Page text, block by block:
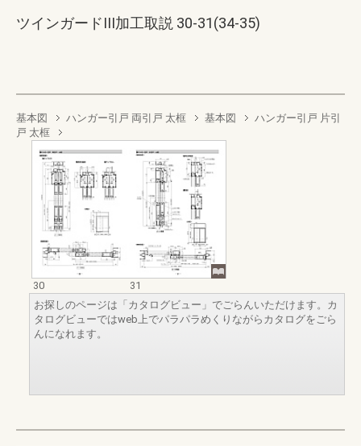
ツインガードIII加工取説 30-31(34-35)
基本図 ハンガー引戸 両引戸 太框 基本図
ハンガー引戸 片引
戸 太框
30
31
お探しのページは「カタログビュー」でごらんいただけます。カ
タログビューではweb上でパラパラめくりながらカタログをごら
んになれます。